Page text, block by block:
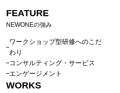
FEATURE
NEWONEの強み
ワークショップ型研修へのこだ
わり
コンサルティング・サービス
エンゲージメント
WORKS